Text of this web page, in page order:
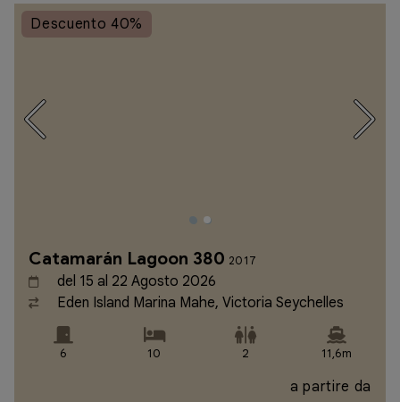
Descuento 40%
Catamarán Lagoon 380 2017
del 15 al 22 Agosto 2026
Eden Island Marina Mahe, Victoria Seychelles
6 10 2 11,6m
a partire da